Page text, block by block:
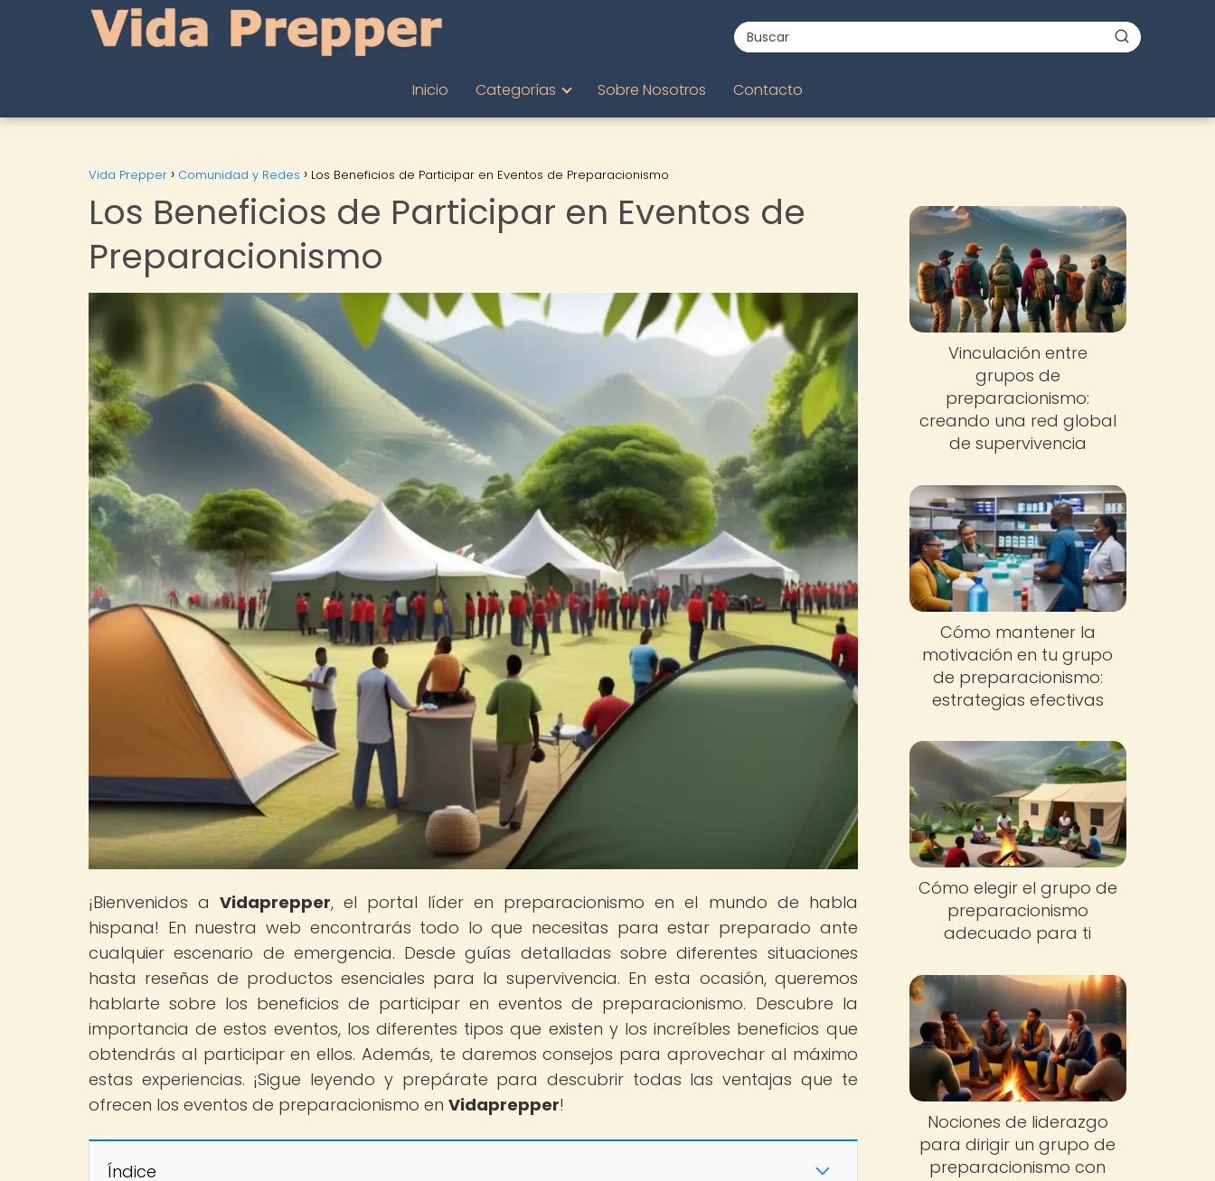
Inicio Categorías Sobre Nosotros Contacto
Vida Prepper Comunidad y Redes Los Beneficios de Participar en Eventos de Preparacionismo
Los Beneficios de Participar en Eventos de
Preparacionismo
¡Bienvenidos aVidaprepper, el portal líder en preparacionismo en el mundo de habla
hispana! En nuestra web encontrarás todo lo que necesitas para estar preparado ante
cualquier escenario de emergencia. Desde guías detalladas sobre diferentes situaciones
hasta reseñas de productos esenciales para la supervivencia. En esta ocasión, queremos
hablarte sobre los beneficios de participar en eventos de preparacionismo. Descubre la
importancia de estos eventos, los diferentes tipos que existen y los increíbles beneficios que
obtendrás al participar en ellos. Además, te daremos consejos para aprovechar al máximo
estas experiencias. ¡Sigue leyendo y prepárate para descubrir todas las ventajas que te
ofrecen los eventos de preparacionismo en Vidaprepper!
Índice
Vinculación entre
grupos de
preparacionismo:
creando una red global
de supervivencia
Cómo mantener la
motivación en tu grupo
de preparacionismo:
estrategias efectivas
Cómo elegir el grupo de
preparacionismo
adecuado para ti
Nociones de liderazgo
para dirigir un grupo de
preparacionismo con